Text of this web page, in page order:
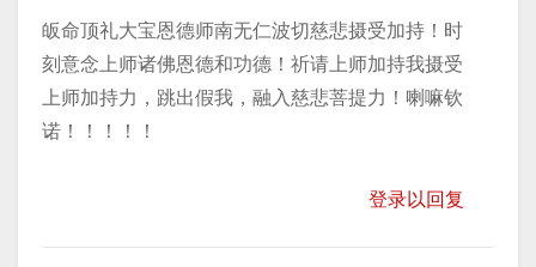
皈命顶礼大宝恩德师南无仁波切慈悲摄受加持！时
刻意念上师诸佛恩德和功德！祈请上师加持我摄受
上师加持力，跳出假我，融入慈悲菩提力！喇嘛钦
诺！！！！！
登录以回复